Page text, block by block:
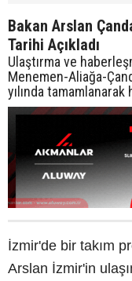
Bakan Arslan
Tarihi Açıkladı
Ulaştırma ve
Menemen-Aliağa-
yılında tamamlanarak
İzmir'de bir takım
Arslan İzmir'in